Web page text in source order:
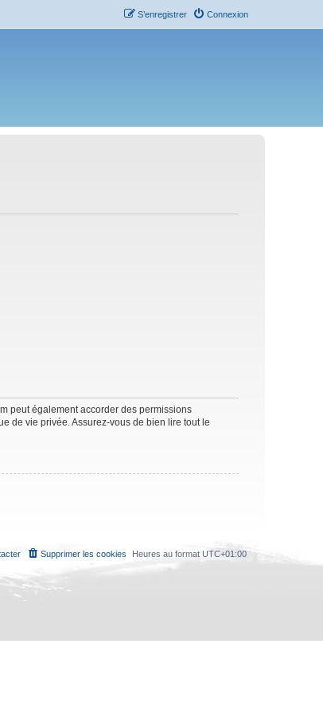
Connexion
S’enregistrer
peut également accorder des permissions
de vie privée. Assurez-vous de bien lire tout le
Heures au format UTC+01:00
Supprimer les cookies